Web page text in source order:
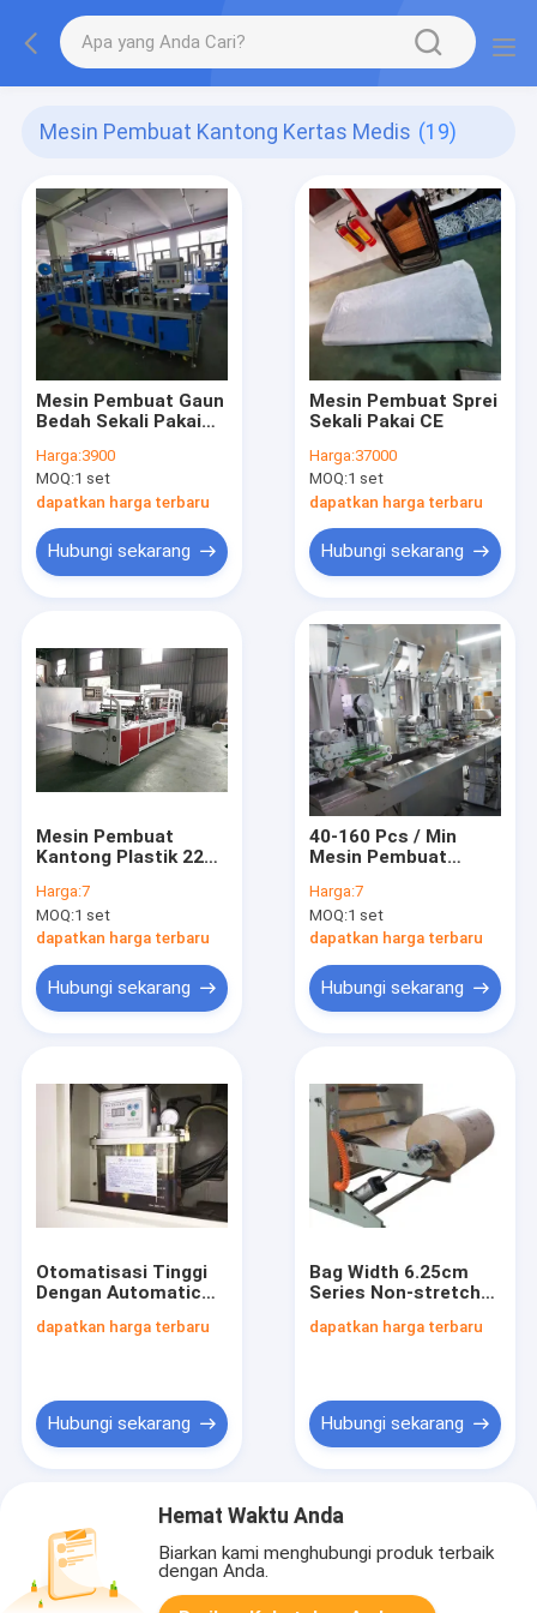
Mesin Pembuat Kantong Kertas Medis (19)
Mesin Pembuat Gaun
Bedah Sekali Pakai
Harga:3900
MOQ:1 set
dapatkan harga terbaru
Hubungi sekarang
Mesin Pembuat Sprei
Sekali Pakai CE
Harga:37000
MOQ:1 set
dapatkan harga terbaru
Hubungi sekarang
Mesin Pembuat
Kantong Plastik 220-
Harga:7
MOQ:1 set
dapatkan harga terbaru
Hubungi sekarang
40-160 Pcs / Min
Mesin Pembuat
Medis
Harga:7
MOQ:1 set
dapatkan harga terbaru
Hubungi sekarang
Otomatisasi Tinggi
Dengan Automatic
Paper Bag Membuat
Ukuran L6000 W1600
H2500mm
dapatkan harga terbaru
Hubungi sekarang
Bag Width 6.25cm
Series Non-stretch
Solusi sempurna
dapatkan harga terbaru
Hubungi sekarang
Hemat Waktu Anda
Biarkan kami menghubungi produk terbaik
dengan Anda.